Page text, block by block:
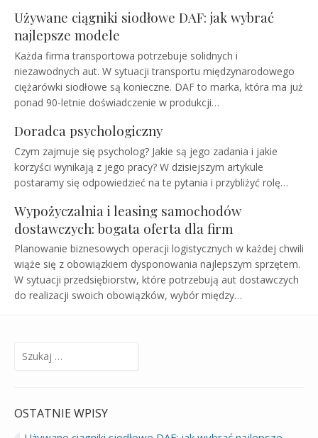
Używane ciągniki siodłowe DAF: jak wybrać
najlepsze modele
Każda firma transportowa potrzebuje solidnych i
niezawodnych aut. W sytuacji transportu międzynarodowego
ciężarówki siodłowe są konieczne. DAF to marka, która ma już
ponad 90-letnie doświadczenie w produkcji…
Doradca psychologiczny
Czym zajmuje się psycholog? Jakie są jego zadania i jakie
korzyści wynikają z jego pracy? W dzisiejszym artykule
postaramy się odpowiedzieć na te pytania i przybliżyć rolę…
Wypożyczalnia i leasing samochodów
dostawczych: bogata oferta dla firm
Planowanie biznesowych operacji logistycznych w każdej chwili
wiąże się z obowiązkiem dysponowania najlepszym sprzętem.
W sytuacji przedsiębiorstw, które potrzebują aut dostawczych
do realizacji swoich obowiązków, wybór między…
Szukaj:
OSTATNIE WPISY